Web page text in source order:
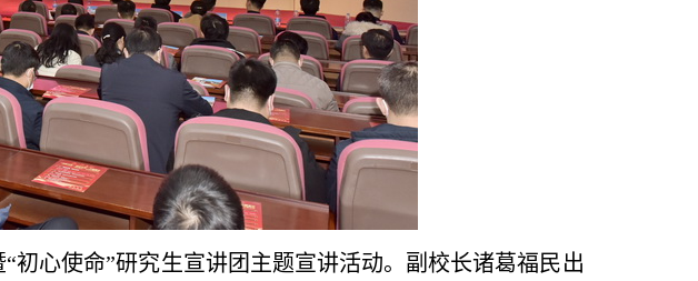
初心使命”研究生宣讲团主题宣讲活动。副校长诸葛福民出